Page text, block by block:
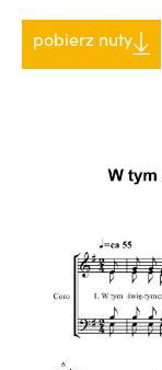
pobierz nuty